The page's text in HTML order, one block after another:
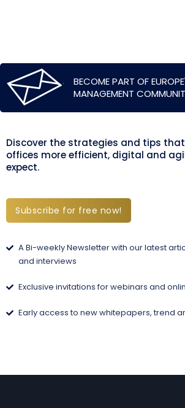
BECOME PART OF
MANAGEMENT
Discover the strategies and tips that
offices more efficient, digital and
expect.
Subscribe for free now!
A Bi-weekly Newsletter with our latest
and interviews
Exclusive invitations for webinars and
Early access to new whitepapers, trend